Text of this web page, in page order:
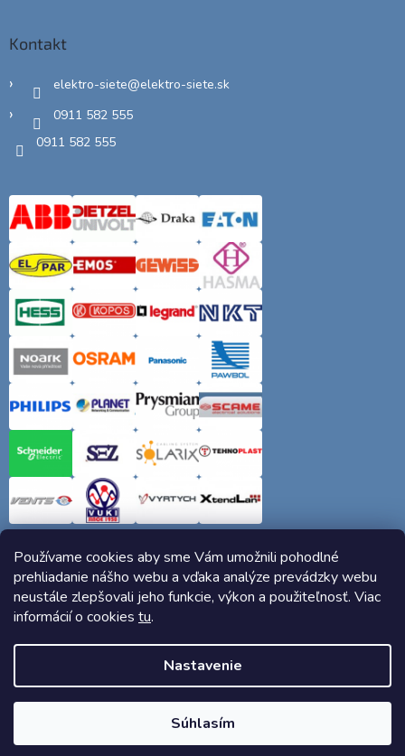
Používame cookies aby sme Vám umožnili pohodlné
prehliadanie nášho webu a vďaka analýze prevádzky webu
neustále zlepšovali jeho funkcie, výkon a použiteľnosť. Viac
informácií o cookies tu.
Nastavenie
Súhlasím
Kontakt
elektro-siete@elektro-siete.sk
0911 582 555
0911 582 555
Copyright 2026Elektro-siete.sk. Všetky práva vyhradené.
Vytvoril Shoptet